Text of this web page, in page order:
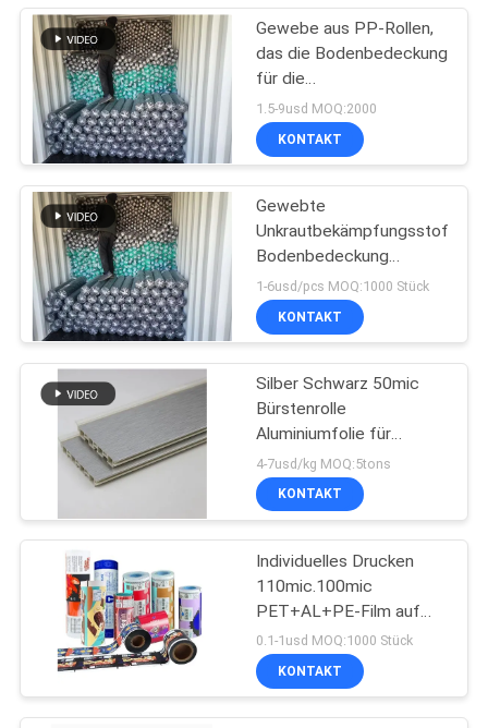
Farbmetallisierter
Film
Gold Silber Papier
19
Durchsichtige
Verpackungsfolie
Gewebe aus PP-Rollen,
das die Bodenbedeckung
für die
Unkrautbekämpfung
abdeckt
1.5-9usd MOQ:2000
KONTAKT
Gewebte
Unkrautbekämpfungsstoffe
Bodenbedeckung
Unkrautbekämpfungsbarriere
Matte
Landschaftsgewebe
1-6usd/pcs MOQ:1000 Stück
KONTAKT
Silber Schwarz 50mic
Bürstenrolle
Aluminiumfolie für
Haushalte
4-7usd/kg MOQ:5tons
KONTAKT
Individuelles Drucken
110mic.100mic
PET+AL+PE-Film auf
Rollen für
0.1-1usd MOQ:1000 Stück
KONTAKT